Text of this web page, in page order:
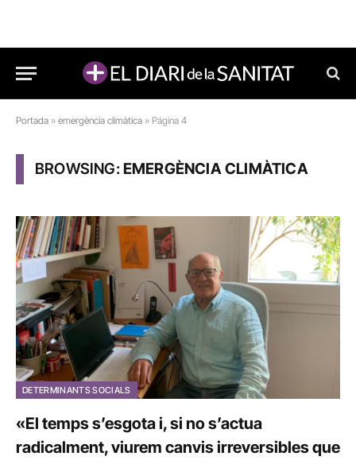
Portada » emergència climàtica » Página 4
BROWSING:EMERGÈNCIA CLIMÀTICA
DETERMINANTS SOCIALS
«El temps s’esgota i, si no s’actua
radicalment, viurem canvis irreversibles que